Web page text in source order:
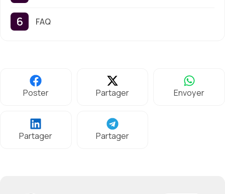
FAQ
Poster Partager Envoyer
Partager Partager